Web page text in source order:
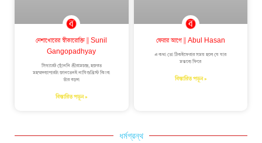
নেশাখোরের স্বীকারোক্তি || Sunil
Gangopadhyay
সিগারেট ছোঁননি শ্রীরামচন্দ্র, হজরত
মহম্মদব্যাপারটা জানতেনই নাযিশুখ্রিস্ট কিংবা
তাঁর বড়দা
বিস্তারিত পড়ুন »
ফেরার আগে || Abul Hasan
এ কথা তো ঠিকইফেরার সময় হলে যে যার
মন্তব্যে ফিরে
বিস্তারিত পড়ুন »
ধর্মগ্রন্থ